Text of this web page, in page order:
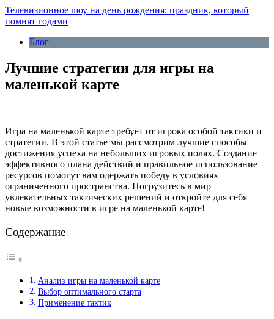
Телевизионное шоу на день рождения: праздник, который
помнят годами
Блог
Лучшие стратегии для игры на
маленькой карте
Игра на маленькой карте требует от игрока особой тактики и
стратегии. В этой статье мы рассмотрим лучшие способы
достижения успеха на небольших игровых полях. Создание
эффективного плана действий и правильное использование
ресурсов помогут вам одержать победу в условиях
ограниченного пространства. Погрузитесь в мир
увлекательных тактических решений и откройте для себя
новые возможности в игре на маленькой карте!
Содержание
Анализ игры на маленькой карте
Выбор оптимального старта
Применение тактик